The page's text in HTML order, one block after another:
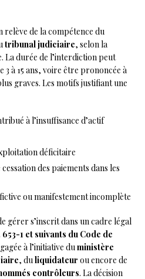
relève de la compétence du
tribunal judiciaire, selon la
La durée de l’interdiction peut
à 15 ans, voire être prononcée à
graves. Les motifs justifiant une
à l’insuffisance d’actif
déficitaire
des paiements dans les
ou manifestement incomplète
gérer s’inscrit dans un cadre légal
1 et suivants du Code de
à l’initiative duministère
, duliquidateur ou encore de
contrôleurs. La décision